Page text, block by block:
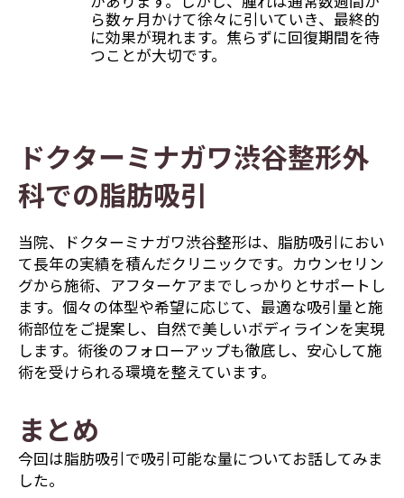
ら数ヶ月かけて徐々に引いていき、最終的
に効果が現れます。焦らずに回復期間を待
つことが大切です。
ドクターミナガワ渋谷整形外
科での脂肪吸引
当院、ドクターミナガワ渋谷整形は、脂肪吸引におい
て長年の実績を積んだクリニックです。カウンセリン
グから施術、アフターケアまでしっかりとサポートし
ます。個々の体型や希望に応じて、最適な吸引量と施
術部位をご提案し、自然で美しいボディラインを実現
します。術後のフォローアップも徹底し、安心して施
術を受けられる環境を整えています。
まとめ
今回は脂肪吸引で吸引可能な量についてお話してみま
した。